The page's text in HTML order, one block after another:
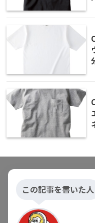
この記事を書いた人